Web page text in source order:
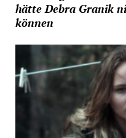
hätte Debra Granik
können